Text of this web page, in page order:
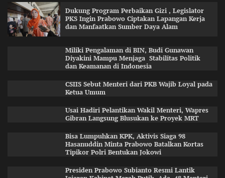
Dukung Program Perbaikan Gizi , Legislator
PKS Ingin Prabowo Ciptakan Lapangan Kerja
dan Manfaatkan Sumber Daya Alam
Miliki Pengalaman di BIN, Budi Gunawan
Diyakini Mampu Menjaga Stabilitas Politik
dan Keamanan di Indonesia
CSIIS Sebut Menteri dari PKB Wajib Loyal pada
Ketua Umum
Usai Hadiri Pelantikan Wakil Menteri, Wapres
Gibran Langsung Blusukan ke Proyek MRT
Bisa Lumpuhkan KPK, Aktivis Siaga 98
Hasanuddin Minta Prabowo Batalkan Kortas
Tipikor Polri Bentukan Jokowi
Presiden Prabowo Subianto Resmi Lantik